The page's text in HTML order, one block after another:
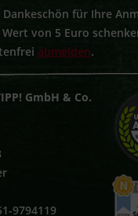
für Ihre
von 5 Euro
abmelden.
GmbH & Co.
9794119